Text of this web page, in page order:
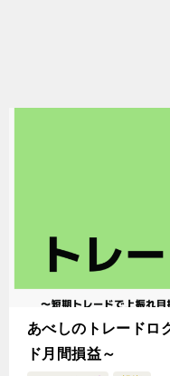
あべしのトレード
ド月間損益～